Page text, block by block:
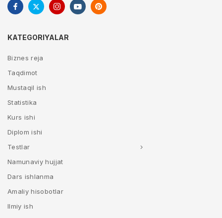
KATEGORIYALAR
Biznes reja
Taqdimot
Mustaqil ish
Statistika
Kurs ishi
Diplom ishi
Testlar
Namunaviy hujjat
Dars ishlanma
Amaliy hisobotlar
Ilmiy ish